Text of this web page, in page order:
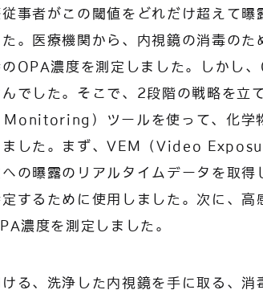
事者がこの閾値をどれだけ超えて曝
。医療機関から、内視鏡の消毒のた
OPA濃度を測定しました。しかし
でした。そこで、2段階の戦略を立
）ツールを使って、化学
ました。まず、VEM（Video
の曝露のリアルタイムデータを取得
するために使用しました。次に、高
濃度を測定しました。
る、洗浄した内視鏡を手に取る、消